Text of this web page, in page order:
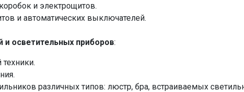
и электрощитов.
и автоматических выключателей.
и осветительных приборов:
различных типов: люстр, бра, встраиваемых